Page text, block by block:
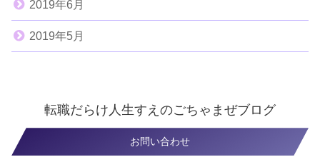
2019年6月
2019年5月
転職だらけ人生すえのごちゃまぜブログ
お問い合わせ